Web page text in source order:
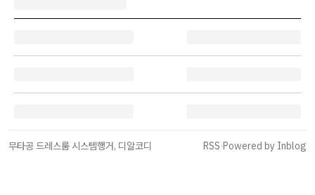
무타공 드레스룸 시스템행거, 디알코디 RSS·Powered by Inblog